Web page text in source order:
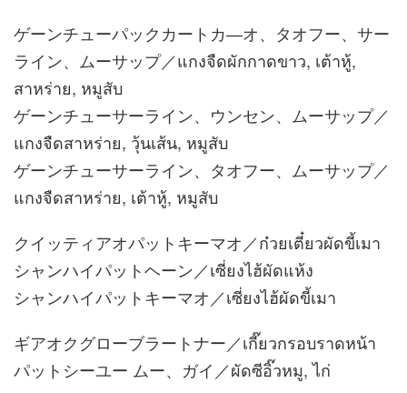
ゲーンチューパックカートカ―オ、タオフー、サー
ライン、ムーサップ／แกงจืดผักกาดขาว, เต้าหู้,
สาหร่าย, หมูสับ
ゲーンチューサーライン、ウンセン、ムーサップ／
แกงจืดสาหร่าย, วุ้นเส้น, หมูสับ
ゲーンチューサーライン、タオフー、ムーサップ／
แกงจืดสาหร่าย, เต้าหู้, หมูสับ
クイッティアオパットキーマオ／ก๋วยเตี๋ยวผัดขี้เมา
シャンハイパットヘーン／เซี่ยงไฮ้ผัดแห้ง
シャンハイパットキーマオ／เซี่ยงไฮ้ผัดขี้เมา
ギアオクグローブラートナー／เกี๊ยวกรอบราดหน้า
パットシーユー ムー、ガイ／ผัดซีอิ๊วหมู, ไก่